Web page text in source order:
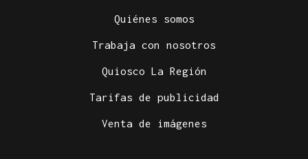
Quiénes somos
Trabaja con nosotros
Quiosco La Región
Tarifas de publicidad
Venta de imágenes